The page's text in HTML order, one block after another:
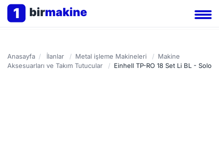
1 birmakine
Anasayfa / İlanlar / Metal işleme Makineleri / Makine
Aksesuarları ve Takım Tutucular
/ Einhell TP-RO 18 Set Li BL - Solo